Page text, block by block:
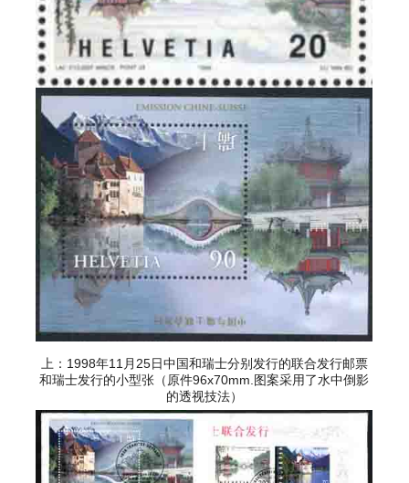
上：1998年11月25日中国和瑞士分别发行的联合发行邮票
和瑞士发行的小型张（原件96x70mm.图案采用了水中倒影
的透视技法）